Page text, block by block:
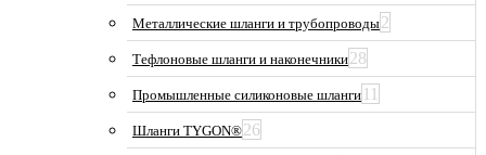
Металлические шланги и трубопроводы2
Тефлоновые шланги и наконечники28
Промышленные силиконовые шланги 11
Шланги TYGON®26